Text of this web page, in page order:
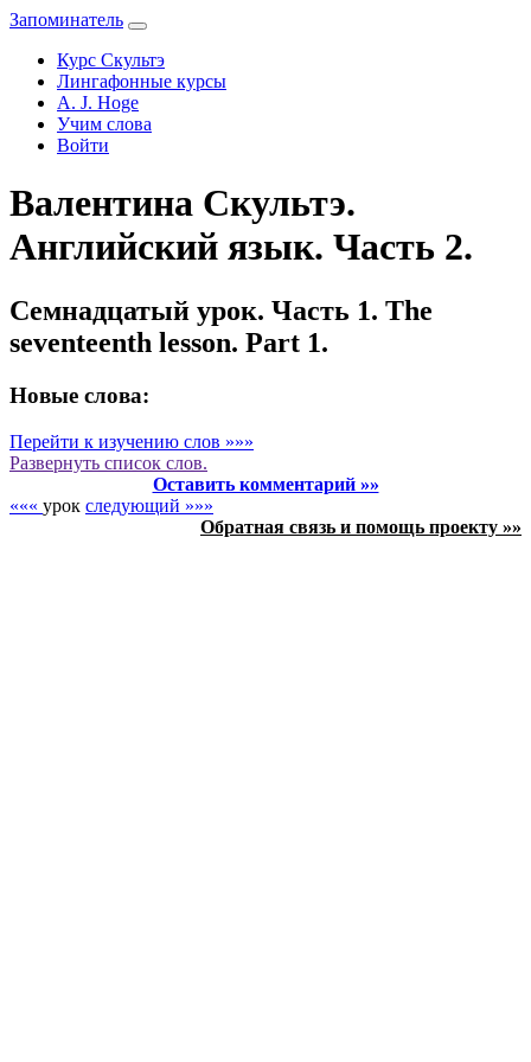
Запоминатель
Курс Скультэ
Лингафонные курсы
A. J. Hoge
Учим слова
Войти
Валентина Скультэ.
Английский язык. Часть 2.
Семнадцатый урок. Часть 1. The
seventeenth lesson. Part 1.
Новые слова:
Перейти к изучению слов »»»
Развернуть список слов.
Оставить комментарий »»
««« урок следующий »»»
Обратная связь и помощь проекту »»